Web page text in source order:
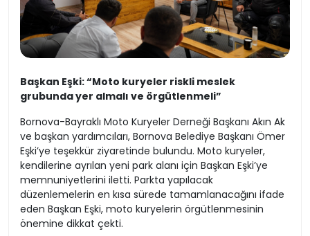
Başkan Eşki: “Moto kuryeler riskli meslek
grubunda yer almalı ve örgütlenmeli”
Bornova-Bayraklı Moto Kuryeler Derneği Başkanı Akın Ak
ve başkan yardımcıları, Bornova Belediye Başkanı Ömer
Eşki’ye teşekkür ziyaretinde bulundu. Moto kuryeler,
kendilerine ayrılan yeni park alanı için Başkan Eşki’ye
memnuniyetlerini iletti. Parkta yapılacak
düzenlemelerin en kısa sürede tamamlanacağını ifade
eden Başkan Eşki, moto kuryelerin örgütlenmesinin
önemine dikkat çekti.